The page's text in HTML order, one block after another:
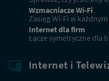
Wzmacniacze Wi-Fi
Zasięg Wi-Fi w
Internet dla firm
Łącze symetryczne dla
Internet i
Nr domu